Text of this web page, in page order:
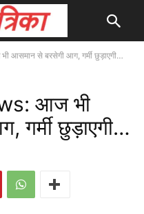
आसमान से बरसेगी आग, गर्मी छुड़ाएगी…
आज भी
गर्मी छुड़ाएगी…